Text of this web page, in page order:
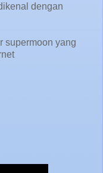
dengan
supermoon yang